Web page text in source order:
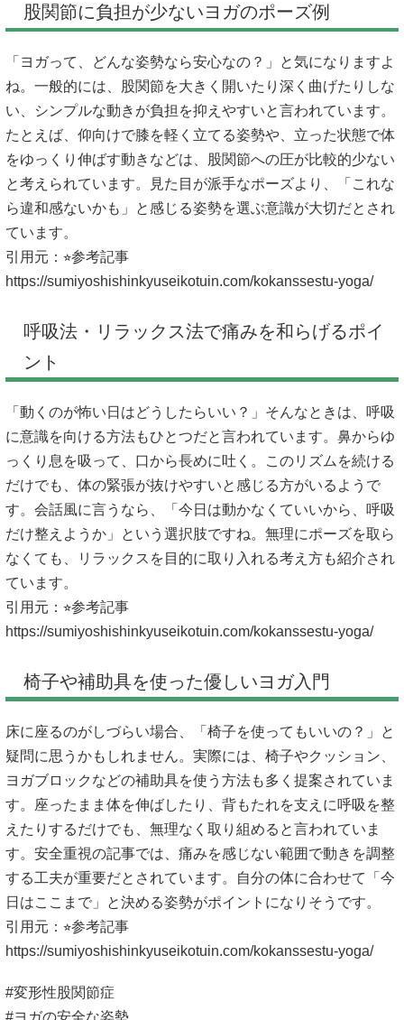
股関節に負担が少ないヨガのポーズ例
「ヨガって、どんな姿勢なら安心なの？」と気になりますよ
ね。一般的には、股関節を大きく開いたり深く曲げたりしな
い、シンプルな動きが負担を抑えやすいと言われています。
たとえば、仰向けで膝を軽く立てる姿勢や、立った状態で体
をゆっくり伸ばす動きなどは、股関節への圧が比較的少ない
と考えられています。見た目が派手なポーズより、「これな
ら違和感ないかも」と感じる姿勢を選ぶ意識が大切だとされ
ています。
引用元：⭐︎参考記事
https://sumiyoshishinkyuseikotuin.com/kokanssestu-yoga/
呼吸法・リラックス法で痛みを和らげるポイ
ント
「動くのが怖い日はどうしたらいい？」そんなときは、呼吸
に意識を向ける方法もひとつだと言われています。鼻からゆ
っくり息を吸って、口から長めに吐く。このリズムを続ける
だけでも、体の緊張が抜けやすいと感じる方がいるようで
す。会話風に言うなら、「今日は動かなくていいから、呼吸
だけ整えようか」という選択肢ですね。無理にポーズを取ら
なくても、リラックスを目的に取り入れる考え方も紹介され
ています。
引用元：⭐︎参考記事
https://sumiyoshishinkyuseikotuin.com/kokanssestu-yoga/
椅子や補助具を使った優しいヨガ入門
床に座るのがしづらい場合、「椅子を使ってもいいの？」と
疑問に思うかもしれません。実際には、椅子やクッション、
ヨガブロックなどの補助具を使う方法も多く提案されていま
す。座ったまま体を伸ばしたり、背もたれを支えに呼吸を整
えたりするだけでも、無理なく取り組めると言われていま
す。安全重視の記事では、痛みを感じない範囲で動きを調整
する工夫が重要だとされています。自分の体に合わせて「今
日はここまで」と決める姿勢がポイントになりそうです。
引用元：⭐︎参考記事
https://sumiyoshishinkyuseikotuin.com/kokanssestu-yoga/
#変形性股関節症
#ヨガの安全な姿勢